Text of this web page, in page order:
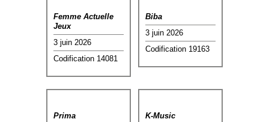
Femme Actuelle
Jeux
3 juin 2026
Codification 14081
Biba
3 juin 2026
Codification 19163
Prima
K-Music